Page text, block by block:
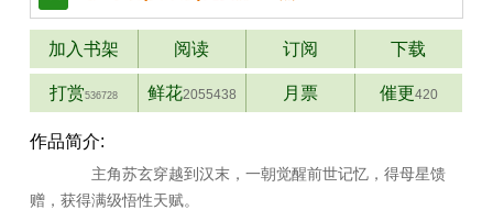
加入书架 阅读 订阅 下载
打赏536728 鲜花2055438 月票 催更420
作品简介:
主角苏玄穿越到汉末，一朝觉醒前世记忆，得母星馈
赠，获得满级悟性天赋。